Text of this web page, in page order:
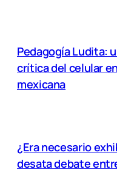
Pedagogía Ludita:
crítica del celular
mexicana
¿Era necesario
desata debate